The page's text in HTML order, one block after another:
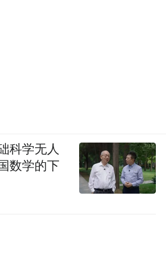
科学无人
数学的下